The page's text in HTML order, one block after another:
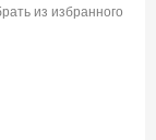
из избранного